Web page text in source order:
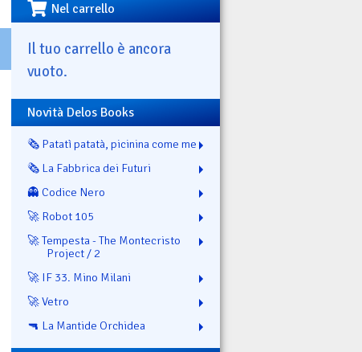
Nel carrello
Il tuo carrello è ancora
vuoto.
Novità Delos Books
🗞️ Patatì patatà, picinina come me
🗞️ La Fabbrica dei Futuri
👻 Codice Nero
🚀 Robot 105
🚀 Tempesta - The Montecristo
Project / 2
🚀 IF 33. Mino Milani
🚀 Vetro
🔫 La Mantide Orchidea